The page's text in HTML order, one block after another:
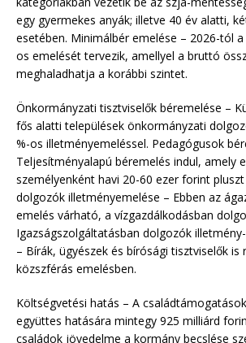
egy gyermekes anyák; illetve 40 év alatti,
esetében. Minimálbér emelése – 2026-tól
os emelését tervezik, amellyel a bruttó
meghaladhatja a korábbi szintet.
Önkormányzati tisztviselők béremelése –
fős alatti települések önkormányzati
%-os illetményemeléssel. Pedagógusok
Teljesítményalapú béremelés indul, amely
személyenként havi 20-60 ezer forint
dolgozók illetményemelése – Ebben az
emelés várható, a vízgazdálkodásban
Igazságszolgáltatásban dolgozók
– Bírák, ügyészek és bírósági tisztviselők is
közszférás emelésben.
Költségvetési hatás – A
együttes hatására mintegy 925 milliárd
családok jövedelme a kormány becslése